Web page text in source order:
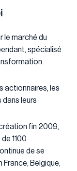
le marché du
spécialisé
actionnaires, les
dans leurs
fin 2009,
1100
de se
Belgique,